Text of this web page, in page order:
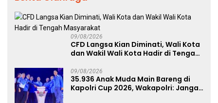
09/08/2026
CFD Langsa Kian Diminati, Wali Kota
dan Wakil Wali Kota Hadir di Tengah
09/08/2026
35.936 Anak Muda Main Bareng di
Kapolri Cup 2026, Wakapolri: Jangan